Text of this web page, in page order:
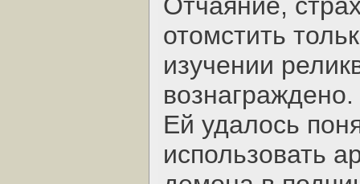
отомстить
изучении
вознаграждено.
Ей удалось
использовать